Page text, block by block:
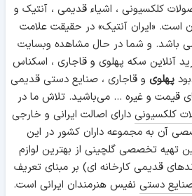
کلکسیونی ، اشیاء قدیمی ، آنتیک و
است. «ایران آنتیک» در حقیقت علامت
باشد. و شما در حال مشاهده وبسایت
آنلاین سکه پهلوی و قاجاری ، اسکناس
پهلوی و قاجاری ، صنایع دستی قدیمی
قیمت و غیره ... می‌باشید. تلاش ما در
کلکسیونی دارای اصالت ایرانی و خارجی
آن به مجموعه داران کشور در این
تخصصی گلچینی از بهترین لوازم
قدیمی کارخانه ای) بر مبنای تعریف
دستی نفیس هنرمندان ایرانی است.